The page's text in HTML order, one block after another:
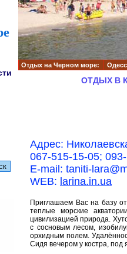
Отдых на Черном море:
ОТДЫХ В
Адрес:
067-515-15-05;
E-mail: taniti-
WEB: larina.in.ua
Приглашаем Вас на базу
теплые морские
цивилизацией природа.
с сосновым лесом,
орхидным полем.
Сидя вечером у костра,